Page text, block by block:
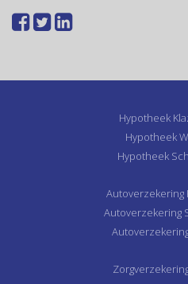
Hypotheek
Hypotheek
Hypotheek
Autoverzekering
Autoverzekering